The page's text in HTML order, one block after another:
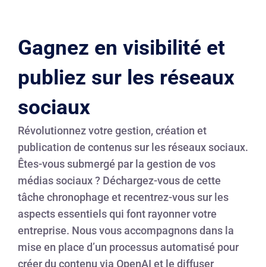
Gagnez en visibilité et
publiez sur les réseaux
sociaux
Révolutionnez votre gestion, création et
publication de contenus sur les réseaux sociaux.
Êtes-vous submergé par la gestion de vos
médias sociaux ? Déchargez-vous de cette
tâche chronophage et recentrez-vous sur les
aspects essentiels qui font rayonner votre
entreprise. Nous vous accompagnons dans la
mise en place d’un processus automatisé pour
créer du contenu via OpenAI et le diffuser